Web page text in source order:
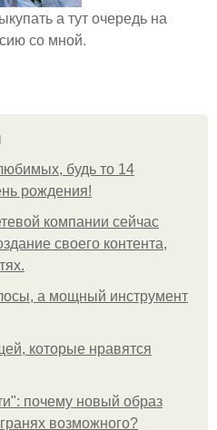
а тут очередь на
со мной.
будь то 14
рождения!
компании сейчас
своего контента,
а мощный инструмент
которые нравятся
почему новый образ
возможного?